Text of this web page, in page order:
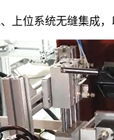
位系统无缝集成